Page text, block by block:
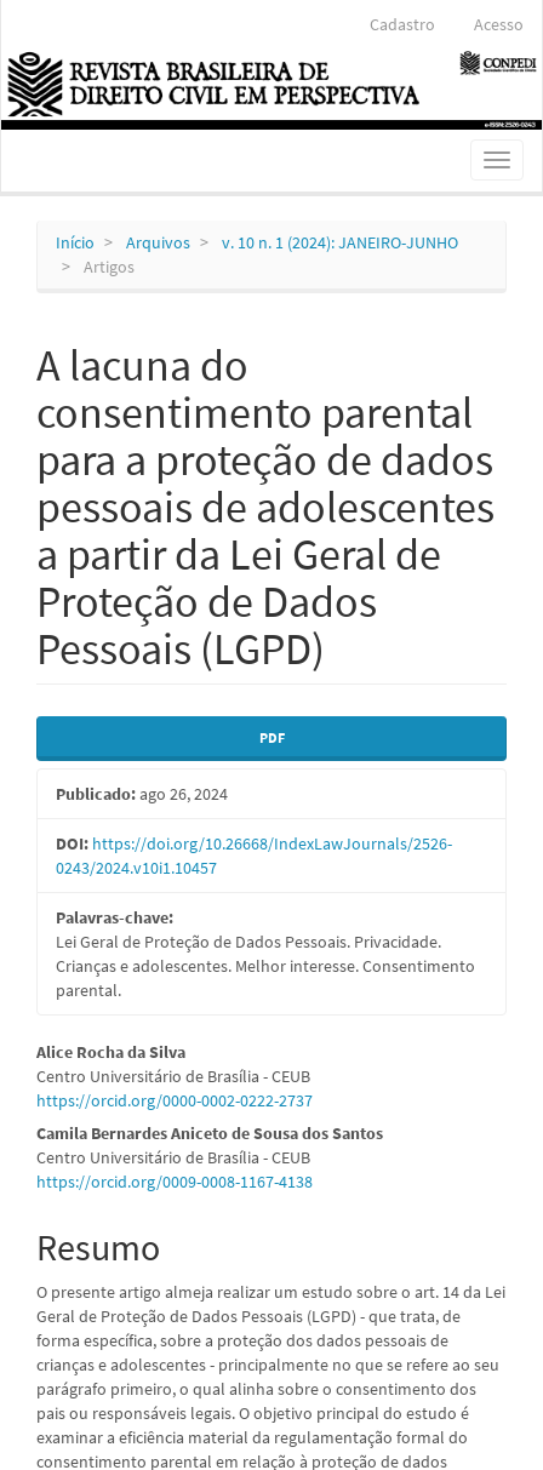
Conteúdo
principal
Barra
Lateral
Cadastro Acesso
Toggle
Início Arquivos
v. 10 n. 1 (2024): JANEIRO-JUNHO
Artigos
A lacuna do
consentimento parental
para a proteção de dados
pessoais de adolescentes
a partir da Lei Geral de
Proteção de Dados
Pessoais (LGPD)
Barra
lateral
de
artigos
PDF
Publicado:ago 26, 2024
DOI: https://doi.org/10.26668/IndexLawJournals/2526-
0243/2024.v10i1.10457
Palavras-chave:
Lei Geral de Proteção de Dados Pessoais. Privacidade.
Crianças e adolescentes. Melhor interesse. Consentimento
parental.
Conteúdo
do
artigo
principal
Alice Rocha da Silva
Centro Universitário de Brasília - CEUB
https://orcid.org/0000-0002-0222-2737
Camila Bernardes Aniceto de Sousa dos Santos
Centro Universitário de Brasília - CEUB
https://orcid.org/0009-0008-1167-4138
Resumo
O presente artigo almeja realizar um estudo sobre o art. 14 da Lei
Geral de Proteção de Dados Pessoais (LGPD) - que trata, de
forma específica, sobre a proteção dos dados pessoais de
crianças e adolescentes - principalmente no que se refere ao seu
parágrafo primeiro, o qual alinha sobre o consentimento dos
pais ou responsáveis legais. O objetivo principal do estudo é
examinar a eficiência material da regulamentação formal do
consentimento parental em relação à proteção de dados